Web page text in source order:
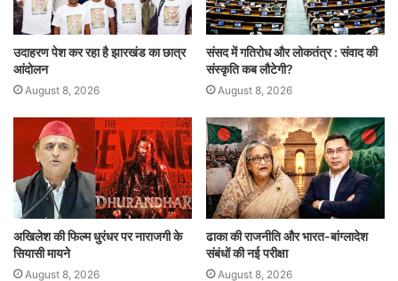
उदाहरण पेश कर रहा है झारखंड का छात्र
आंदोलन
August 8, 2026
संसद में गतिरोध और लोकतंत्र : संवाद की
संस्कृति कब लौटेगी?
August 8, 2026
अखिलेश की फिल्म धुरंधर पर नाराजगी के
सियासी मायने
August 8, 2026
ढाका की राजनीति और भारत-बांग्लादेश
संबंधों की नई परीक्षा
August 8, 2026